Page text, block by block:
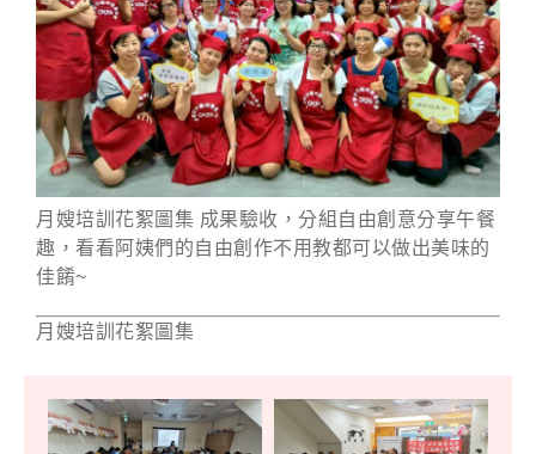
月嫂培訓花絮圖集 成果驗收，分組自由創意分享午餐
趣，看看阿姨們的自由創作不用教都可以做出美味的
佳餚~
月嫂培訓花絮圖集